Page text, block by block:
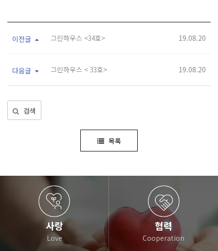
이전글 그린하우스 <34호> 19.08.20
다음글 그린하우스 < 33호> 19.08.20
목록
검색
사랑
Love
협력
Cooperation